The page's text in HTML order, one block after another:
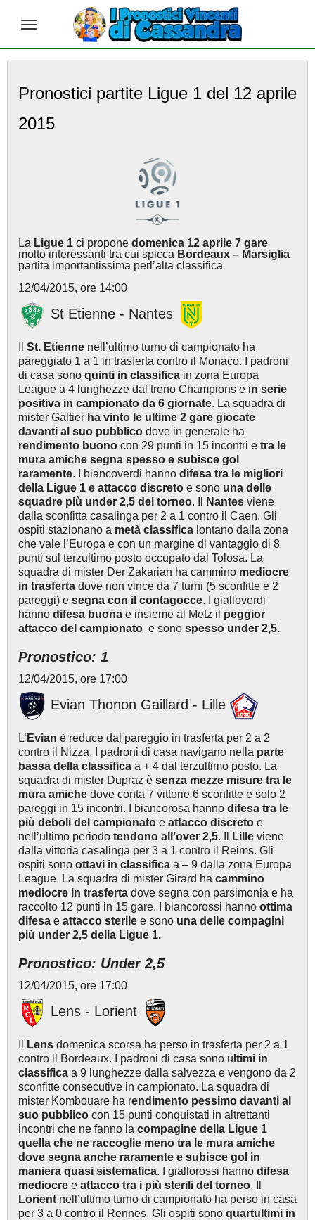
Pronostici partite Ligue 1 del 12 aprile
2015
La Ligue 1 ci propone domenica 12 aprile 7 gare
molto interessanti tra cui spicca Bordeaux – Marsiglia
partita importantissima perl’alta classifica
12/04/2015, ore 14:00
St Etienne - Nantes
St. Etienne nell’ultimo turno di campionato ha
pareggiato 1 a 1 in trasferta contro il Monaco. I padroni
di casa sono quinti in classifica in zona Europa
League a 4 lunghezze dal treno Champions e in serie
positiva in campionato da 6 giornate. La squadra di
mister Galtier ha vinto le ultime 2 gare giocate
davanti al suo pubblico dove in generale ha
rendimento buono con 29 punti in 15 incontri e tra le
mura amiche segna spesso e subisce gol
raramente. I biancoverdi hanno difesa tra le migliori
della Ligue 1 e attacco discreto e sono una delle
squadre più under 2,5 del torneo. Il Nantes viene
dalla sconfitta casalinga per 2 a 1 contro il Caen. Gli
ospiti stazionano a metà classifica lontano dalla zona
che vale l’Europa e con un margine di vantaggio di 8
punti sul terzultimo posto occupato dal Tolosa. La
squadra di mister Der Zakarian ha cammino mediocre
in trasferta dove non vince da 7 turni (5 sconfitte e 2
pareggi) e segna con il contagocce. I gialloverdi
hanno difesa buona e insieme al Metz il peggior
attacco del campionato e sono spesso under 2,5.
Pronostico: 1
12/04/2015, ore 17:00
Evian Thonon Gaillard - Lille
L’ Evian è reduce dal pareggio in trasferta per 2 a 2
contro il Nizza. I padroni di casa navigano nella parte
bassa della classifica a + 4 dal terzultimo posto. La
squadra di mister Dupraz è senza mezze misure tra le
mura amiche dove conta 7 vittorie 6 sconfitte e solo 2
pareggi in 15 incontri. I biancorosa hanno difesa tra le
più deboli del campionato e attacco discreto e
nell’ultimo periodo tendono all’over 2,5. Il Lille viene
dalla vittoria casalinga per 3 a 1 contro il Reims. Gli
ospiti sono ottavi in classifica a – 9 dalla zona Europa
League. La squadra di mister Girard ha cammino
mediocre in trasferta dove segna con parsimonia e ha
raccolto 12 punti in 15 gare. I biancorossi hanno ottima
difesa e attacco sterile e sono una delle compagini
più under 2,5 della Ligue 1.
Pronostico: Under 2,5
12/04/2015, ore 17:00
Lens - Lorient
Lens domenica scorsa ha perso in trasferta per 2 a 1
contro il Bordeaux. I padroni di casa sono u ltimi in
classifica a 9 lunghezze dalla salvezza e vengono da 2
sconfitte consecutive in campionato. La squadra di
mister Kombouare ha rendimento pessimo davanti al
suo pubblico con 15 punti conquistati in altrettanti
incontri che ne fanno la compagine della Ligue 1
quella che ne raccoglie meno tra le mura amiche
dove segna anche raramente e subisce gol in
maniera quasi sistematica. I giallorossi hanno difesa
mediocre e attacco tra i più sterili del torneo. Il
Lorient nell’ultimo turno di campionato ha perso in casa
per 3 a 0 contro il Rennes. Gli ospiti sono quartultimi in